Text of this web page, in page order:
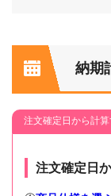
納期
注文確定日から計算
注文確定日